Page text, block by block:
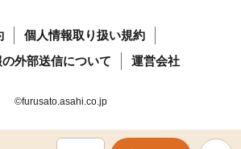
個人情報取り扱い規約
外部送信について
運営会社
©furusato.asahi.co.jp